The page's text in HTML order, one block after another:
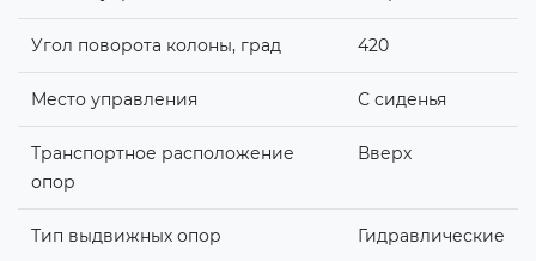
Угол поворота колоны, град 420
Место управления С сиденья
Транспортное расположение
опор
Вверх
Тип выдвижных опор Гидравлические